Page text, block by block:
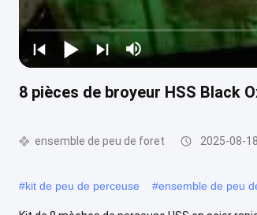
8 pièces de broyeur HSS Black
ensemble de peu de foret 2025-08-18
#kit de peu de perceuse #ensemble de peu